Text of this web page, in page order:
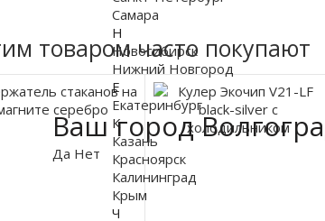
товаром часто покупают
Ваш город
Да Нет
Самара
Н
Новосибирск
Нижний Новгород
Е
Екатеринбург
К
Казань
Красноярск
Калининград
Крым
Ч